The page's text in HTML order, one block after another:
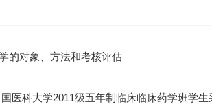
的对象、方法和考核评估
医科大学2011级五年制临床临床药学班学